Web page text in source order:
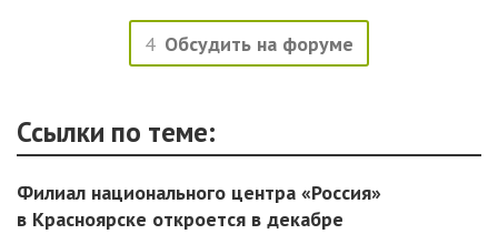
4 Обсудить на форуме
Ссылки по теме:
Филиал национального центра «Россия»
в Красноярске откроется в декабре